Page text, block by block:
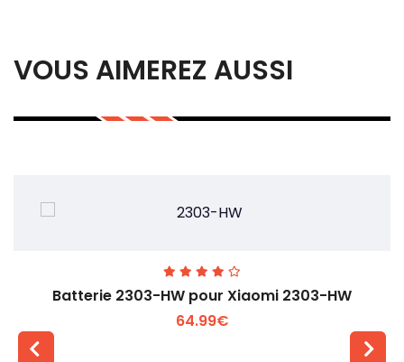
VOUS AIMEREZ AUSSI
Batterie 2303-HW pour Xiaomi 2303-HW
64.99€